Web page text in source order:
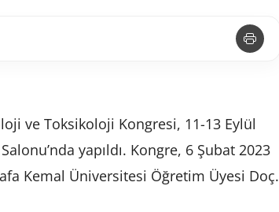
ve Toksikoloji Kongresi, 11-13 Eylül
yapıldı. Kongre, 6 Şubat 2023
Kemal Üniversitesi Öğretim Üyesi Doç.